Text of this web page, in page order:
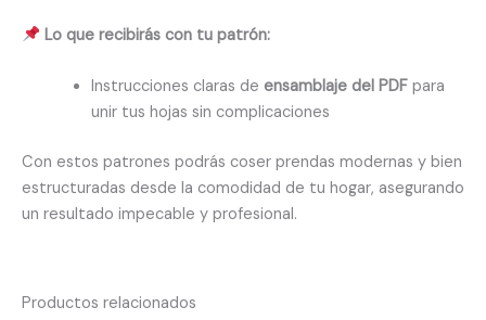
Lo que recibirás con tu patrón:
Instrucciones claras de ensamblaje del PDFpara
unir tus hojas sin complicaciones
Con estos patrones podrás coser prendas modernas y bien
estructuradas desde la comodidad de tu hogar, asegurando
un resultado impecable y profesional.
Productos relacionados